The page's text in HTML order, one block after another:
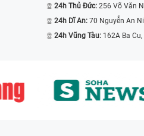
24h Thủ Đức: 256 Võ Văn
24h Dĩ An: 70 Nguyễn An
24h Vũng Tàu: 162A Ba